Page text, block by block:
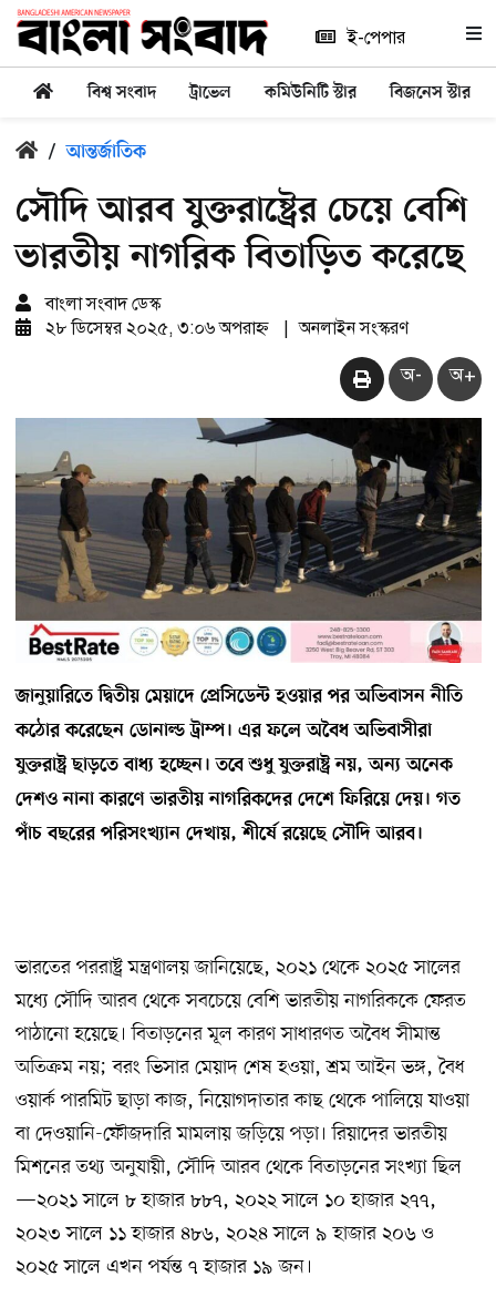
ই-পেপার
বিশ্ব সংবাদ ট্রাভেল কমিউনিটি স্টার বিজনেস স্টার
/ আন্তর্জাতিক
সৌদি আরব যুক্তরাষ্ট্রের চেয়ে বেশি
ভারতীয় নাগরিক বিতাড়িত করেছে
বাংলা সংবাদ ডেস্ক
২৮ ডিসেম্বর ২০২৫, ৩:০৬ অপরাহ্ন
অনলাইন সংস্করণ
অ- অ+
জানুয়ারিতে দ্বিতীয় মেয়াদে প্রেসিডেন্ট হওয়ার পর অভিবাসন নীতি
কঠোর করেছেন ডোনাল্ড ট্রাম্প। এর ফলে অবৈধ অভিবাসীরা
যুক্তরাষ্ট্র ছাড়তে বাধ্য হচ্ছেন। তবে শুধু যুক্তরাষ্ট্র নয়, অন্য অনেক
দেশও নানা কারণে ভারতীয় নাগরিকদের দেশে ফিরিয়ে দেয়। গত
পাঁচ বছরের পরিসংখ্যান দেখায়, শীর্ষে রয়েছে সৌদি আরব।
ভারতের পররাষ্ট্র মন্ত্রণালয় জানিয়েছে, ২০২১ থেকে ২০২৫ সালের
মধ্যে সৌদি আরব থেকে সবচেয়ে বেশি ভারতীয় নাগরিককে ফেরত
পাঠানো হয়েছে। বিতাড়নের মূল কারণ সাধারণত অবৈধ সীমান্ত
অতিক্রম নয়; বরং ভিসার মেয়াদ শেষ হওয়া, শ্রম আইন ভঙ্গ, বৈধ
ওয়ার্ক পারমিট ছাড়া কাজ, নিয়োগদাতার কাছ থেকে পালিয়ে যাওয়া
বা দেওয়ানি-ফৌজদারি মামলায় জড়িয়ে পড়া। রিয়াদের ভারতীয়
মিশনের তথ্য অনুযায়ী, সৌদি আরব থেকে বিতাড়নের সংখ্যা ছিল
—২০২১ সালে ৮ হাজার ৮৮৭, ২০২২ সালে ১০ হাজার ২৭৭,
২০২৩ সালে ১১ হাজার ৪৮৬, ২০২৪ সালে ৯ হাজার ২০৬ ও
২০২৫ সালে এখন পর্যন্ত ৭ হাজার ১৯ জন।